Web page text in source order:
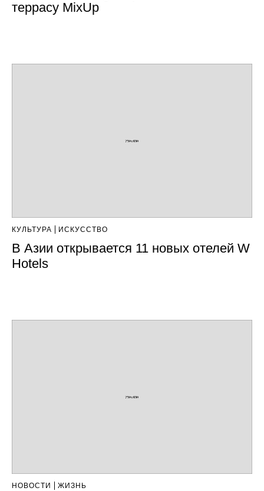
террасу MixUp
КУЛЬТУРА ИСКУССТВО
В Азии открывается 11 новых отелей W
Hotels
НОВОСТИ ЖИЗНЬ